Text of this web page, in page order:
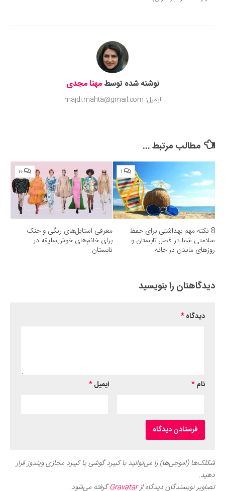
نوشته شده توسطمهتا مجدی
ایمیل: majdi.mahta@gmail.com
مطالب مرتبط ...
۱
8 نکته مهم بهداشتی برای حفظ
سلامتی شما در فصل تابستان و
روزهای ماندن در خانه
۱۰
معرفی استایل‌های رنگی و خنک
برای خانم‌های خوش‌سلیقه در
تابستان
دیدگاهتان را بنویسید
دیدگاه*
نام* ایمیل*
شکلک‌ها (اموجی‌ها) را می‌توانید با کیبرد گوشی یا کیبرد مجازی ویندوز قرار
دهید.
تصاویر نویسندگان دیدگاه ازGravatarگرفته می‌شود.